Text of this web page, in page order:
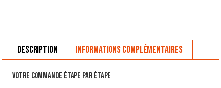
Description Informations complémentaires
VOTRE COMMANDE ÉTAPE PAR ÉTAPE